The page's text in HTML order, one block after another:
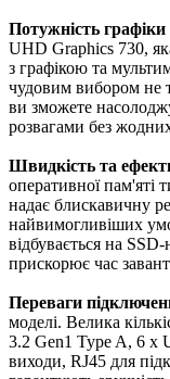
Потужність графіки
UHD Graphics 730,
з графікою та
чудовим вибором не
ви зможете
розвагами без
Швидкість та
оперативної
надає блискавичну
найвимогливіших
відбувається на
прискорює час
Переваги
моделі. Велика
3.2 Gen1 Type A, 6 x
виходи, RJ45 для